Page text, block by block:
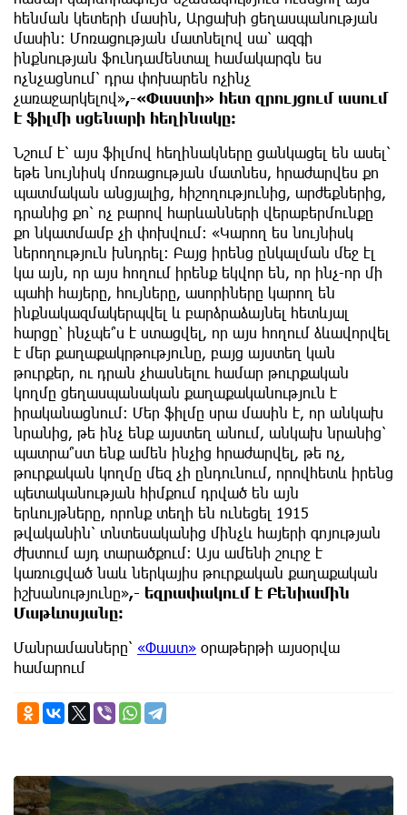
հենման կետերի մասին, Արցախի ցեղասպանության
մասին: Մոռացության մատնելով սա՝ ազգի
ինքնության ֆունդամենտալ համակարգն ես
ոչնչացնում՝ դրա փոխարեն ոչինչ
չառաջարկելով»,-«Փաստի» հետ զրույցում ասում
է ֆիլմի սցենարի հեղինակը:
Նշում է՝ այս ֆիլմով հեղինակները ցանկացել են ասել՝
եթե նույնիսկ մոռացության մատնես, հրաժարվես քո
պատմական անցյալից, հիշողությունից, արժեքներից,
դրանից քո՝ ոչ բարով հարևանների վերաբերմունքը
քո նկատմամբ չի փոխվում: «Կարող ես նույնիսկ
ներողություն խնդրել: Բայց իրենց ընկալման մեջ էլ
կա այն, որ այս հողում իրենք եկվոր են, որ ինչ-որ մի
պահի հայերը, հույները, ասորիները կարող են
ինքնակազմակերպվել և բարձրաձայնել հետևյալ
հարցը՝ ինչպե՞ս է ստացվել, որ այս հողում ձևավորվել
է մեր քաղաքակրթությունը, բայց այստեղ կան
թուրքեր, ու դրան չհասնելու համար թուրքական
կողմը ցեղասպանական քաղաքականություն է
իրականացնում: Մեր ֆիլմը սրա մասին է, որ անկախ
նրանից, թե ինչ ենք այստեղ անում, անկախ նրանից՝
պատրա՞ստ ենք ամեն ինչից հրաժարվել, թե ոչ,
թուրքական կողմը մեզ չի ընդունում, որովհետև իրենց
պետականության հիմքում դրված են այն
երևույթները, որոնք տեղի են ունեցել 1915
թվականին՝ տնտեսականից մինչև հայերի գոյության
ժխտում այդ տարածքում: Այս ամենի շուրջ է
կառուցված նաև ներկայիս թուրքական քաղաքական
իշխանությունը»,- եզրափակում է Բենիամին
Մաթևոսյանը:
Մանրամասները՝ «Փաստ» օրաթերթի այսօրվա
համարում